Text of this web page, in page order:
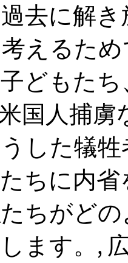
去に解
えるた
どもた
国人捕
した犠
ちに内
ちがど
ます。,